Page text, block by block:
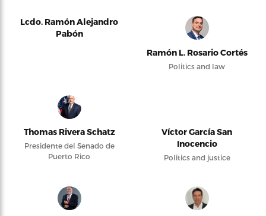
Lcdo. Ramón Alejandro
Pabón
Ramón L. Rosario Cortés
Politics and law
Thomas Rivera Schatz
Presidente del Senado de
Puerto Rico
Víctor García San
Inocencio
Politics and justice